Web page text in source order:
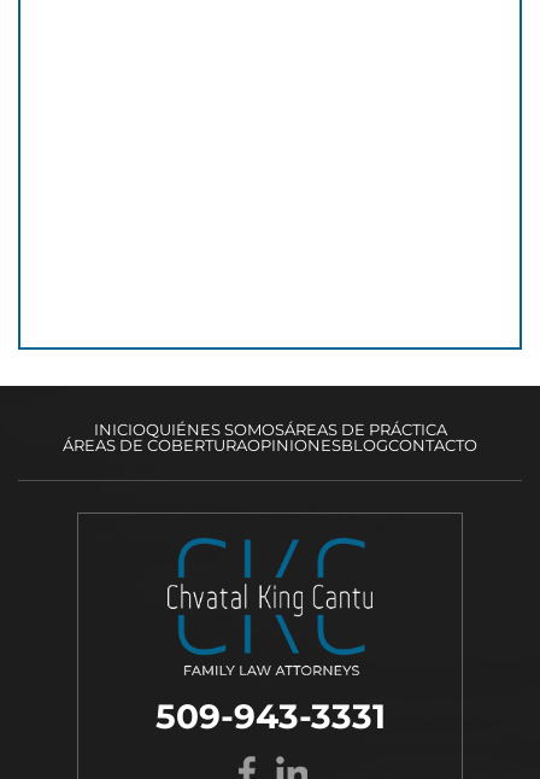
INICIOQUIÉNES SOMOSÁREAS DE PRÁCTICA
ÁREAS DE COBERTURAOPINIONESBLOGCONTACTO
509-943-3331